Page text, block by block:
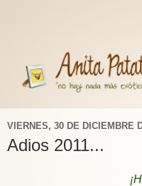
VIERNES, 30 DE DICIEMBRE
Adios 2011...